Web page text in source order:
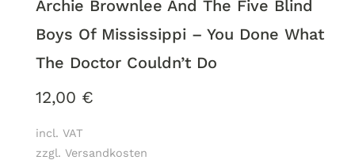
Archie Brownlee And The Five Blind
Boys Of Mississippi – You Done What
The Doctor Couldn’t Do
12,00 €
incl. VAT
zzgl. Versandkosten